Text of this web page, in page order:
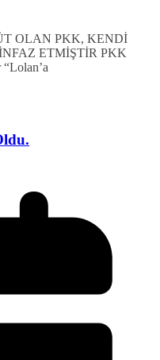
OLAN PKK, KENDİ
ETMİŞTİR PKK
“Lolan’a